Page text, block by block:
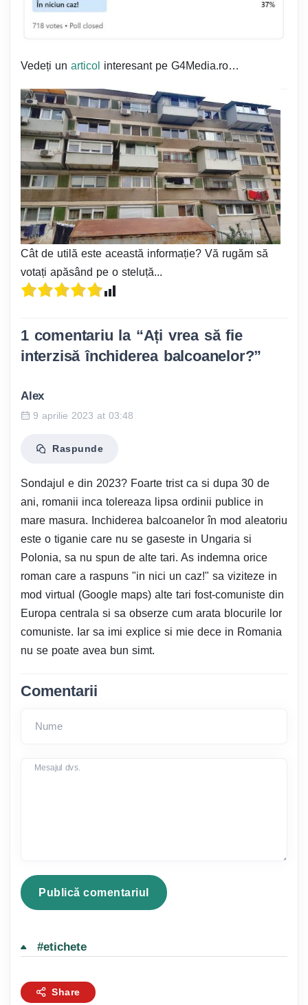
Vedeți un articol interesant pe G4Media.ro…
Cât de utilă este această informație? Vă rugăm să
votați apăsând pe o steluță...
1 comentariu la “Ați vrea să fie
interzisă închiderea balcoanelor?”
Alex
9 aprilie 2023 at 03:48
Raspunde
Sondajul e din 2023? Foarte trist ca si dupa 30 de
ani, romanii inca tolereaza lipsa ordinii publice in
mare masura. Inchiderea balcoanelor în mod aleatoriu
este o tiganie care nu se gaseste in Ungaria si
Polonia, sa nu spun de alte tari. As indemna orice
roman care a raspuns "in nici un caz!" sa viziteze in
mod virtual (Google maps) alte tari fost-comuniste din
Europa centrala si sa obserze cum arata blocurile lor
comuniste. Iar sa imi explice si mie dece in Romania
nu se poate avea bun simt.
Comentarii
Nume
Mesajul dvs.
#etichete
Share